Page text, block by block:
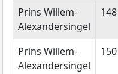
Straatnaam
Prins Willem-
Alexandersingel
148
Prins Willem-
Alexandersingel
150